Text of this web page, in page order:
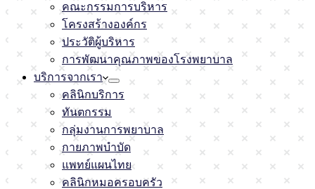
คณะกรรมการบริหาร
โครงสร้างองค์กร
ประวัติผู้บริหาร
การพัฒนาคุณภาพของโรงพยาบาล
บริการจากเรา
คลินิกบริการ
ทันตกรรม
กลุ่มงานการพยาบาล
กายภาพบำบัด
แพทย์แผนไทย
คลินิกหมอครอบครัว